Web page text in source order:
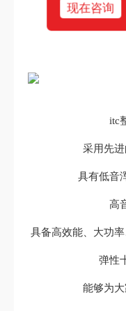
itc
采用先
具有低音
高
具备高效能、大功
弹性
能够为
现在咨询